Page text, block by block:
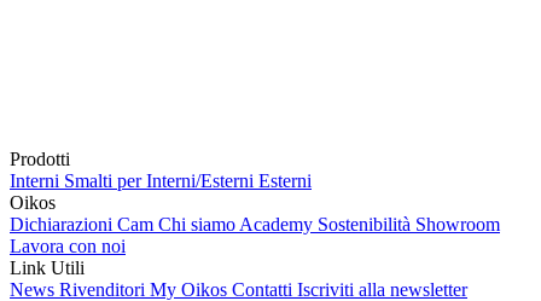
Prodotti
Interni Smalti per Interni/Esterni Esterni
Oikos
Dichiarazioni Cam Chi siamo Academy Sostenibilità Showroom
Lavora con noi
Link Utili
News Rivenditori My Oikos Contatti Iscriviti alla newsletter